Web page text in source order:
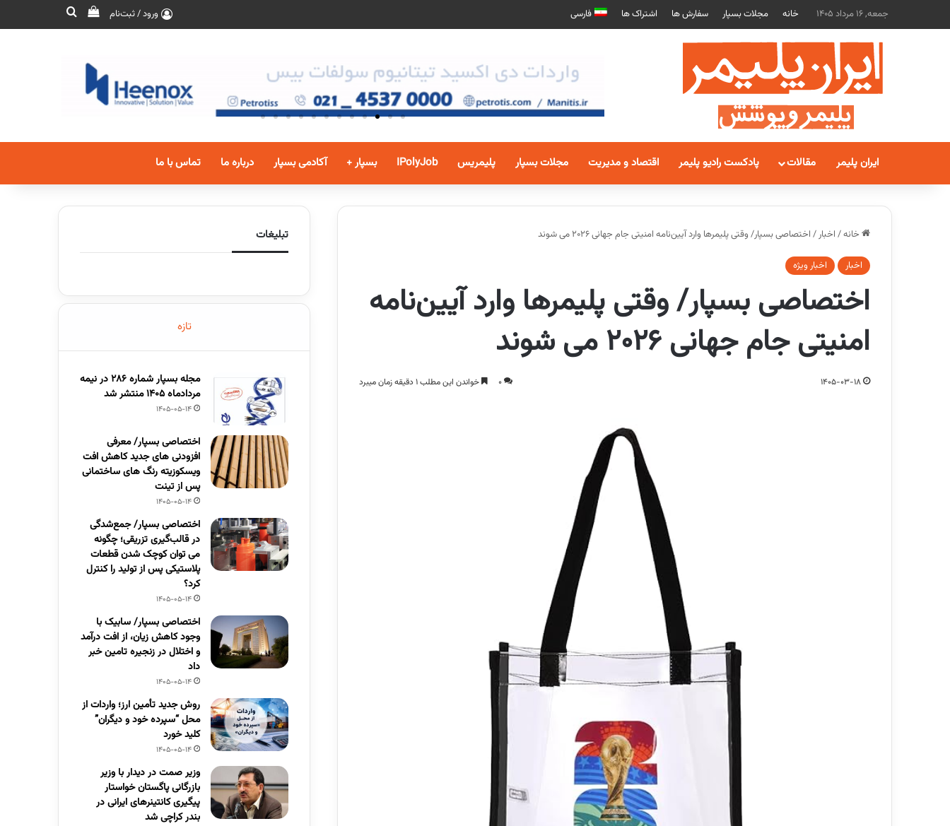
جمعه, 16 مرداد 1405 خانه مجلات بسپار سفارش ها اشتراک ها فارسی ورود / ثبت‌نام
ایران پلیمر مقالات پادکست رادیو پلیمر اقتصاد و مدیریت مجلات بسپار پلیمریس IPolyJob بسپار + آکادمی بسپار درباره ما تماس با ما
خانه/ اخبار/ اختصاصی بسپار/ وقتی پلیمرها وارد آیین‌نامه امنیتی جام جهانی 2026 می شوند
اخبار اخبار ویژه
اختصاصی بسپار/ وقتی پلیمرها وارد آیین‌نامه
امنیتی جام جهانی 2026 می شوند
1405-03-18
0 خواندن این مطلب 1 دقیقه زمان میبرد
تبلیغات
تازه
مجله بسپار شماره 286 در نیمه
مردادماه 1405 منتشر شد
1405-05-14
اختصاصی بسپار/ معرفی
افزودنی های جدید کاهش افت
ویسکوزیته رنگ های ساختمانی
پس از تینت
1405-05-14
اختصاصی بسپار/ جمع‌شدگی
در قالب‌گیری تزریقی؛ چگونه
می توان کوچک شدن قطعات
پلاستیکی پس از تولید را کنترل
کرد؟
1405-05-14
اختصاصی بسپار/ سابیک با
وجود کاهش زیان، از افت درآمد
و اختلال در زنجیره تامین خبر
داد
1405-05-14
روش جدید تأمین ارز؛ واردات از
محل “سپرده خود و دیگران”
کلید خورد
1405-05-14
وزیر صمت در دیدار با وزیر
بازرگانی پاگستان خواستار
پیگیری کانتینرهای ایرانی در
بندر کراچی شد